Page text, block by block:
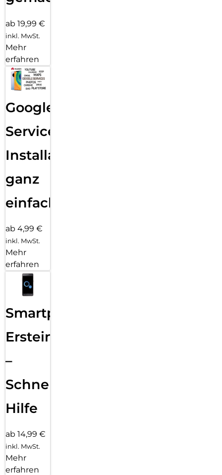
ab 19,99 €
inkl. MwSt.
Mehr
erfahren
Google
Services
Installation
ganz
einfach
ab 4,99 €
inkl. MwSt.
Mehr
erfahren
Smartphone
Ersteinrichtung
–
Schnelle
Hilfe
ab 14,99 €
inkl. MwSt.
Mehr
erfahren